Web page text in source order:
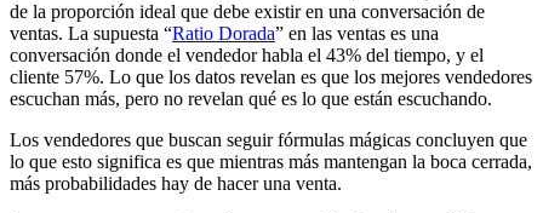
de la proporción ideal que debe existir en una conversación de
ventas. La supuesta “Ratio Dorada” en las ventas es una
conversación donde el vendedor habla el 43% del tiempo, y el
cliente 57%. Lo que los datos revelan es que los mejores vendedores
escuchan más, pero no revelan qué es lo que están escuchando.
Los vendedores que buscan seguir fórmulas mágicas concluyen que
lo que esto significa es que mientras más mantengan la boca cerrada,
más probabilidades hay de hacer una venta.